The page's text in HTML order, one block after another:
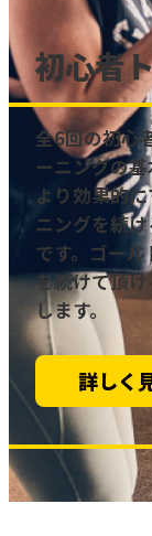
初心者
全6回の初心
ーニングの
より効果的
ニングを続
です。ゴー
を続けて頂
します。
詳しく